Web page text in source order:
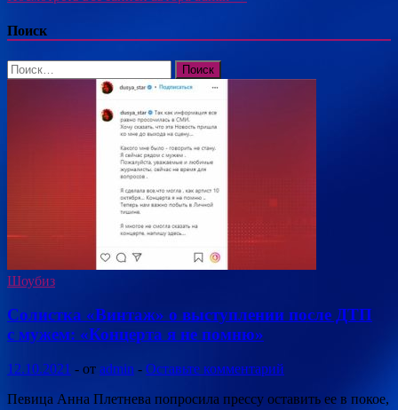
Поиск
Найти:
Шоубиз
Солистка «Винтаж» о выступлении после ДТП
с мужем: «Концерта я не помню»
12.10.2021 - от admin - Оставьте комментарий
Певица Анна Плетнева попросила прессу оставить ее в покое,